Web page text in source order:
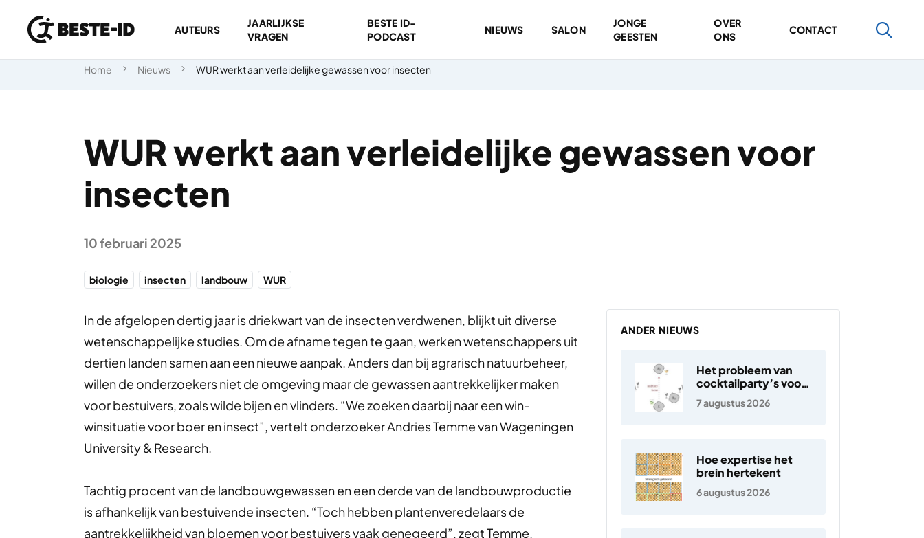
Ga naar inhoud
AUTEURS
JAARLIJKSE
VRAGEN
BESTE ID-
PODCAST
NIEUWS SALON
JONGE
GEESTEN
OVER
ONS
CONTACT
Home Nieuws WUR werkt aan verleidelijke gewassen voor insecten
WUR werkt aan verleidelijke gewassen voor
insecten
10 februari 2025
biologie insecten landbouw WUR
In de afgelopen dertig jaar is driekwart van de insecten verdwenen, blijkt uit diverse
wetenschappelijke studies. Om de afname tegen te gaan, werken wetenschappers uit
dertien landen samen aan een nieuwe aanpak. Anders dan bij agrarisch natuurbeheer,
willen de onderzoekers niet de omgeving maar de gewassen aantrekkelijker maken
voor bestuivers, zoals wilde bijen en vlinders. “We zoeken daarbij naar een win-
winsituatie voor boer en insect”, vertelt onderzoeker Andries Temme van Wageningen
University & Research.
Tachtig procent van de landbouwgewassen en een derde van de landbouwproductie
is afhankelijk van bestuivende insecten. “Toch hebben plantenveredelaars de
aantrekkelijkheid van bloemen voor bestuivers vaak genegeerd”, zegt Temme.
ANDER NIEUWS
Het probleem van
cocktailparty’s voor
hoortoestellen
7 augustus 2026
Hoe expertise het
brein hertekent
6 augustus 2026